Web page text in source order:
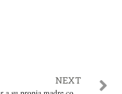
NEXT